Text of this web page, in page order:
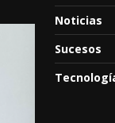
Noticias
Sucesos